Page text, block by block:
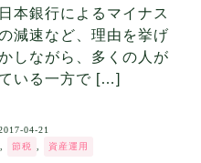
本銀行によるマイナス
減速など、理由を挙げ
しながら、多くの人が
いる一方で […]
04-21
節税 資産運用